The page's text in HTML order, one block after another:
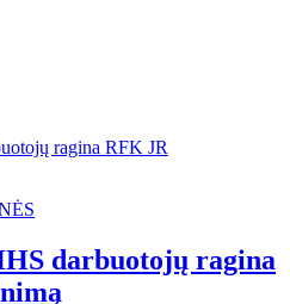
darbuotojų ragina